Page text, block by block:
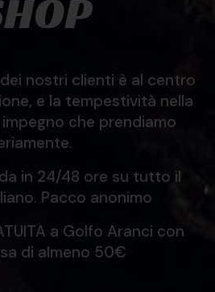
nostri clienti è al centro
e la tempestività nella
che prendiamo
in 24/48 ore su tutto il
Pacco anonimo
a Golfo Aranci con
di almeno 50€